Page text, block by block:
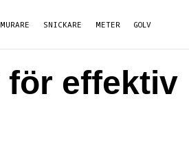
MURARE SNICKARE METER GOLV
för effektiv